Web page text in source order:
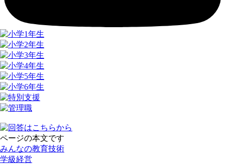
ページの本文です
みんなの教育技術
学級経営